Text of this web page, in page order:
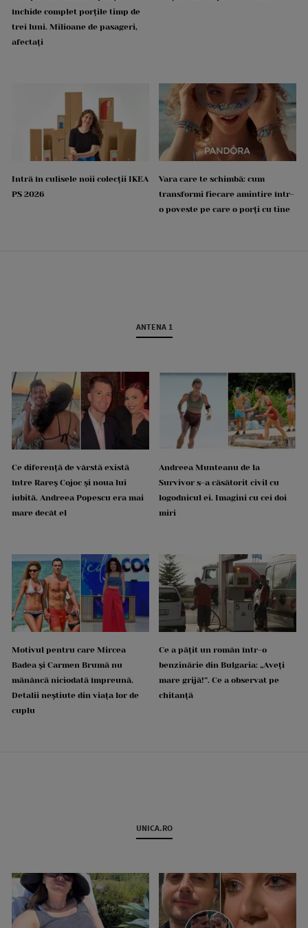
închide complet porțile timp de
trei luni. Milioane de pasageri,
afectați
Intră în culisele noii colecții IKEA
PS 2026
Vara care te schimbă: cum
transformi fiecare amintire într-
o poveste pe care o porți cu tine
ANTENA 1
Ce diferență de vârstă există
între Rareș Cojoc și noua lui
iubită. Andreea Popescu era mai
mare decât el
Andreea Munteanu de la
Survivor s-a căsătorit civil cu
logodnicul ei. Imagini cu cei doi
miri
Motivul pentru care Mircea
Badea și Carmen Brumă nu
mănâncă niciodată împreună.
Detalii neștiute din viața lor de
cuplu
Ce a pățit un român într-o
benzinărie din Bulgaria: „Aveți
mare grijă!”. Ce a observat pe
chitanță
UNICA.RO